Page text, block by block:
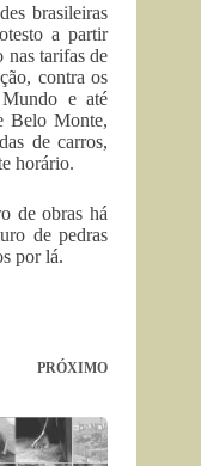
brasileiras
a partir
nas tarifas de
contra os
e até
Belo Monte,
de carros,
horário.
de obras há
de pedras
por lá.
PRÓXIMO